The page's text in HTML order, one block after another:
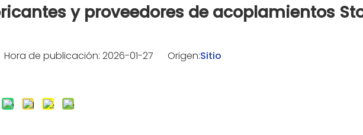
y proveedores de acoplamientos
de publicación: 2026-01-27 Origen:Sitio